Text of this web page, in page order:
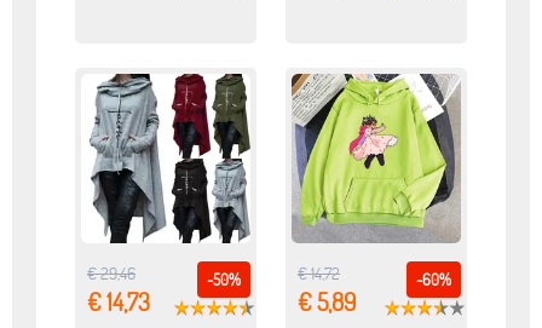
-50%
€ 29,46
€ 14,73
-60%
€ 14,72
€ 5,89